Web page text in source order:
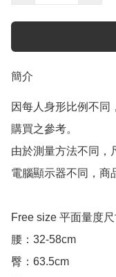
簡介
因每人身形比例不同
購買之參考。
由於測量方法不同，
電腦顯示器不同，商
Free size 平面量度
腰：32-58cm
臀：63.5cm